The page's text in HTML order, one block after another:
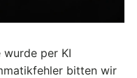
per KI
bitten wir